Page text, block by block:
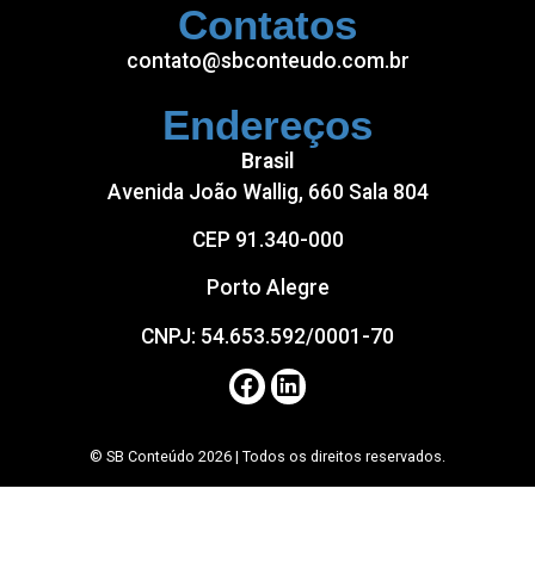
Contatos
contato@sbconteudo.com.br
Endereços
Brasil
Avenida João Wallig, 660 Sala 804
CEP 91.340-000
Porto Alegre
CNPJ: 54.653.592/0001-70
© SB Conteúdo 2026 | Todos os direitos reservados.